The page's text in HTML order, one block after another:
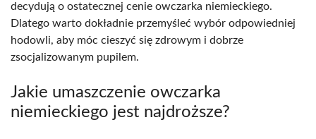
decydują o ostatecznej cenie owczarka niemieckiego.
Dlatego warto dokładnie przemyśleć wybór odpowiedniej
hodowli, aby móc cieszyć się zdrowym i dobrze
zsocjalizowanym pupilem.
Jakie umaszczenie owczarka
niemieckiego jest najdroższe?